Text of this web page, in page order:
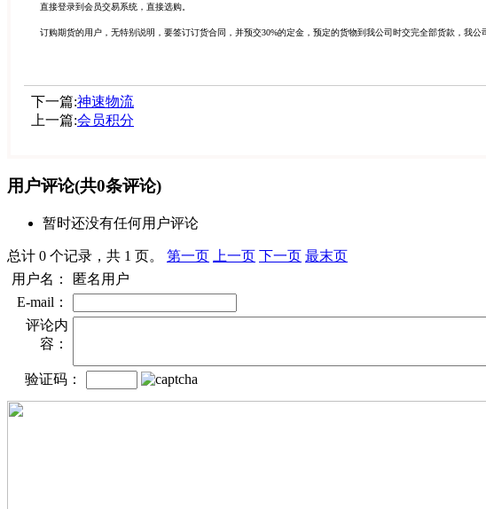
直接登录到会员交易系统，直接选购。
订购期货的用户，无特别说明，要签订订货合同，并预交30%的定金，预定的货物到我公司时交完全部货款，我公
下一篇:神速物流
上一篇:会员积分
用户评论(共0条评论)
暂时还没有任何用户评论
总计 0 个记录，共 1 页。 第一页 上一页 下一页 最末页
用户名：
匿名用户
E-mail：
评论内
容：
验证码：